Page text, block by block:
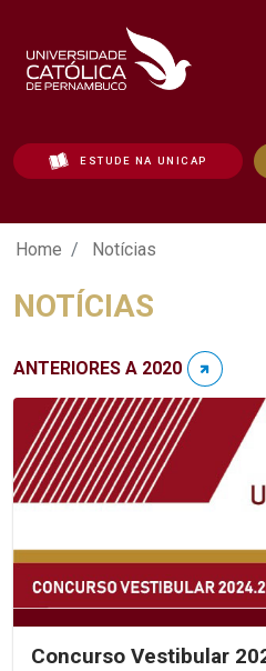
ESTUDE NA UNICAP
Notícias - Unicap
Home Notícias
NOTÍCIAS
ANTERIORES A 2020
Concurso Vestibular